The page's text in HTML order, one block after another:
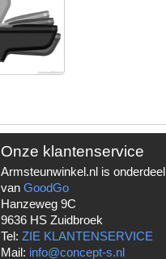
Onze klantenservice
Armsteunwinkel.nl is onderdeel
vanGoodGo
Hanzeweg 9C
9636 HS Zuidbroek
Tel:ZIE KLANTENSERVICE
Mail: info@concept-s.nl